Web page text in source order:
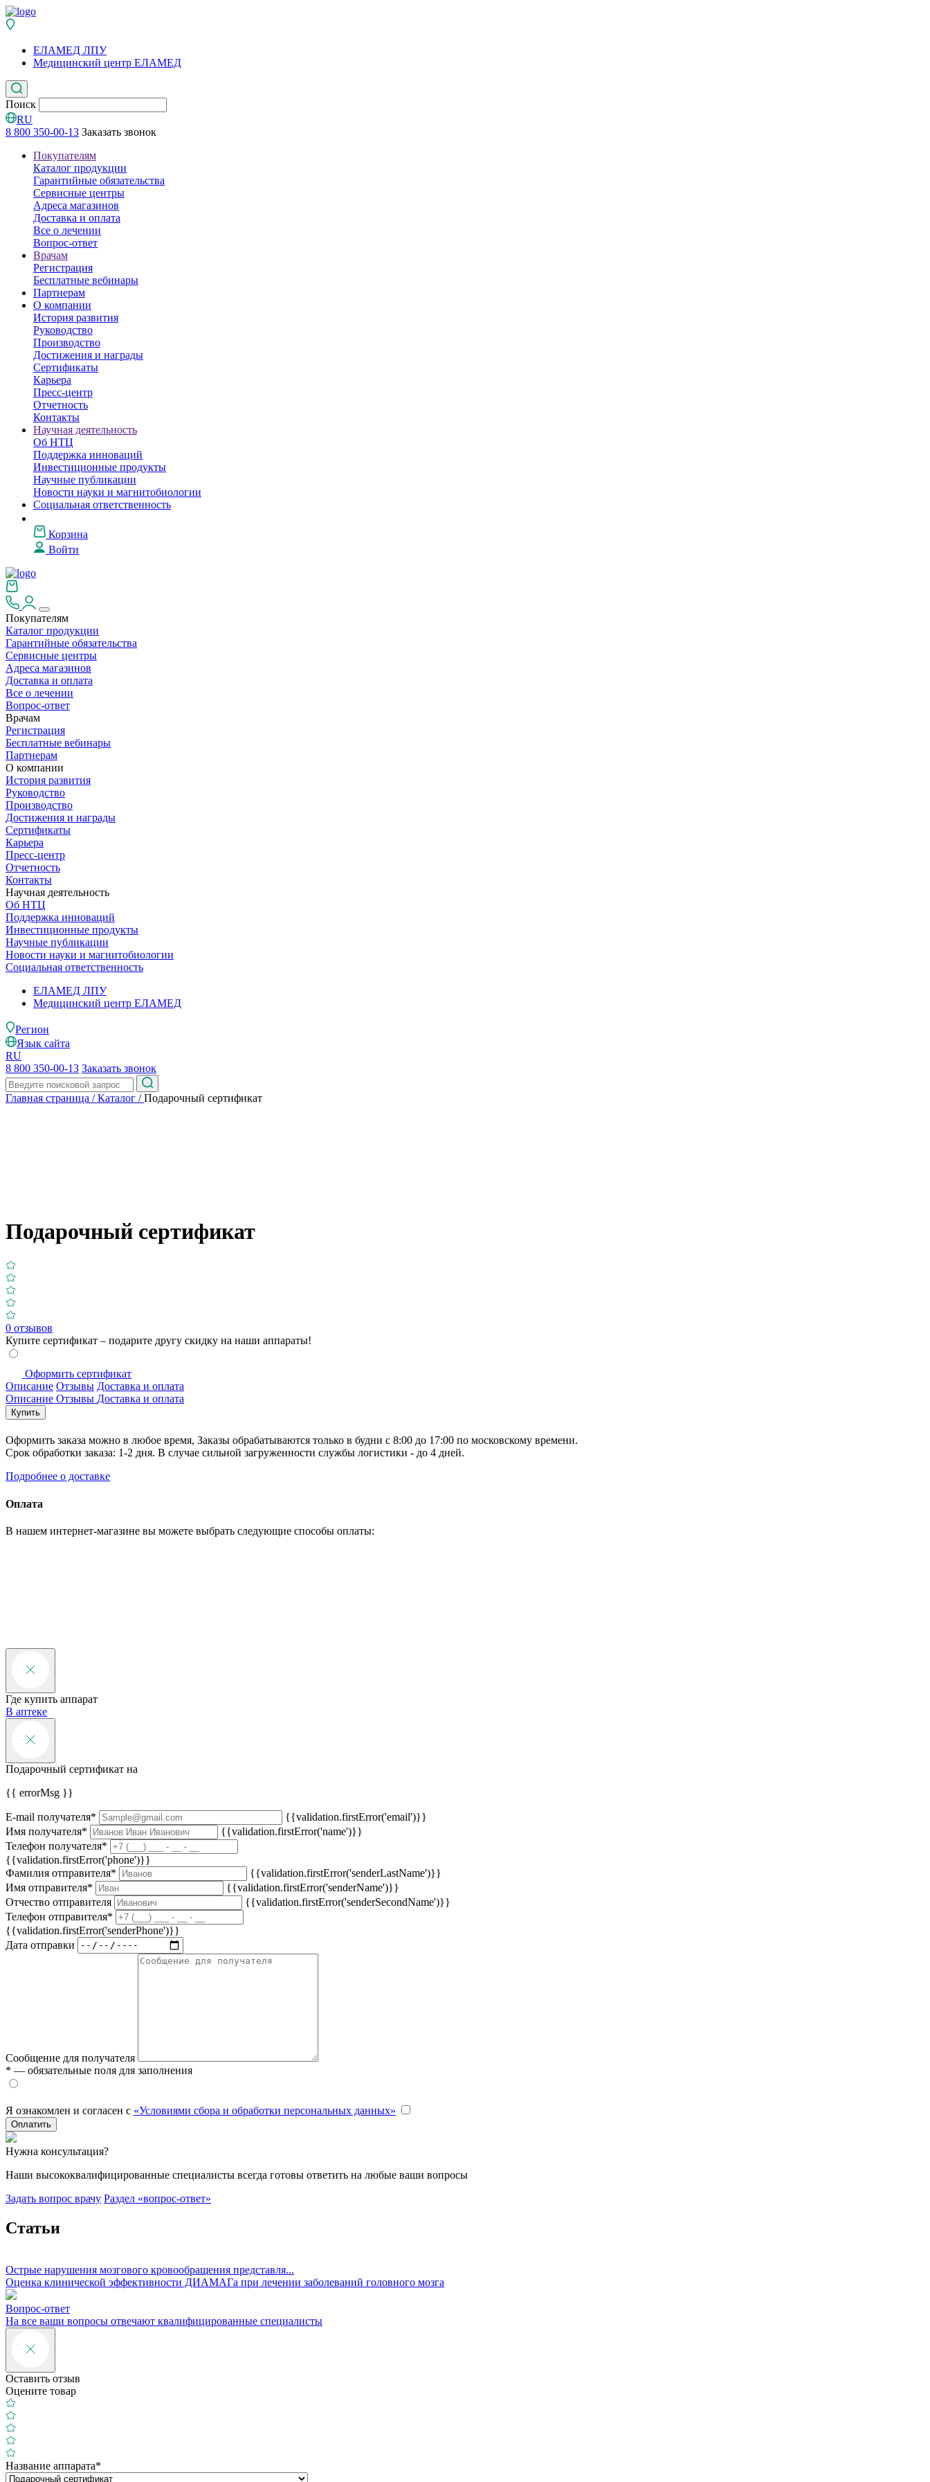
ЕЛАМЕД ЛПУ
Медицинский центр ЕЛАМЕД
Поиск
RU
8 800 350-00-13 Заказать звонок
Покупателям
Каталог продукции
Гарантийные обязательства
Сервисные центры
Адреса магазинов
Доставка и оплата
Все о лечении
Вопрос-ответ
Врачам
Регистрация
Бесплатные вебинары
Партнерам
О компании
История развития
Руководство
Производство
Достижения и награды
Сертификаты
Карьера
Пресс-центр
Отчетность
Контакты
Научная деятельность
Об НТЦ
Поддержка инноваций
Инвестиционные продукты
Научные публикации
Новости науки и магнитобиологии
Социальная ответственность
Корзина
Войти
Покупателям
Каталог продукции
Гарантийные обязательства
Сервисные центры
Адреса магазинов
Доставка и оплата
Все о лечении
Вопрос-ответ
Врачам
Регистрация
Бесплатные вебинары
Партнерам
О компании
История развития
Руководство
Производство
Достижения и награды
Сертификаты
Карьера
Пресс-центр
Отчетность
Контакты
Научная деятельность
Об НТЦ
Поддержка инноваций
Инвестиционные продукты
Научные публикации
Новости науки и магнитобиологии
Социальная ответственность
ЕЛАМЕД ЛПУ
Медицинский центр ЕЛАМЕД
Регион
Язык сайта
RU
8 800 350-00-13 Заказать звонок
Главная страница /Каталог /Подарочный сертификат
Подарочный сертификат
0 отзывов
Купите сертификат – подарите другу скидку на наши аппараты!
Оформить сертификат
Описание Отзывы Доставка и оплата
Описание Отзывы Доставка и оплата
Купить
Оформить заказа можно в любое время, Заказы обрабатываются только в будни с 8:00 до 17:00 по московскому времени.
Срок обработки заказа: 1-2 дня. В случае сильной загруженности службы логистики - до 4 дней.
Подробнее о доставке
Оплата
В нашем интернет-магазине вы можете выбрать следующие способы оплаты:
Где купить аппарат
В аптеке
Подарочный сертификат на
{{ errorMsg }}
E-mail получателя*
{{validation.firstError('email')}}
Имя получателя*
{{validation.firstError('name')}}
Телефон получателя*
{{validation.firstError('phone')}}
Фамилия отправителя*
{{validation.firstError('senderLastName')}}
Имя отправителя*
{{validation.firstError('senderName')}}
Отчество отправителя
{{validation.firstError('senderSecondName')}}
Телефон отправителя*
{{validation.firstError('senderPhone')}}
Дата отправки
Сообщение для получателя
* — обязательные поля для заполнения
Я ознакомлен и согласен с «Условиями сбора и обработки персональных данных»
Оплатить
Нужна консультация?
Наши высококвалифицированные специалисты всегда готовы ответить на любые ваши вопросы
Задать вопрос врачу Раздел «вопрос-ответ»
Статьи
Острые нарушения мозгового кровообращения представля...
Оценка клинической эффективности ДИАМАГа при лечении заболеваний головного мозга
Вопрос-ответ
На все ваши вопросы отвечают квалифицированные специалисты
Оставить отзыв
Оцените товар
Название аппарата*